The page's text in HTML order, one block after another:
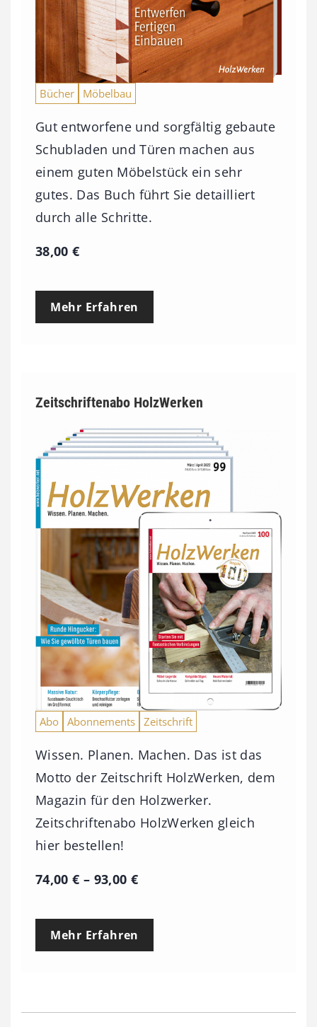
Bücher Möbelbau
Gut entworfene und sorgfältig gebaute
Schubladen und Türen machen aus
einem guten Möbelstück ein sehr
gutes. Das Buch führt Sie detailliert
durch alle Schritte.
38,00€
Mehr Erfahren
Zeitschriftenabo HolzWerken
Abo Abonnements Zeitschrift
Wissen. Planen. Machen. Das ist das
Motto der Zeitschrift HolzWerken, dem
Magazin für den Holzwerker.
Zeitschriftenabo HolzWerken gleich
hier bestellen!
74,00€ – 93,00 €P
e
p
Mehr Erfahren